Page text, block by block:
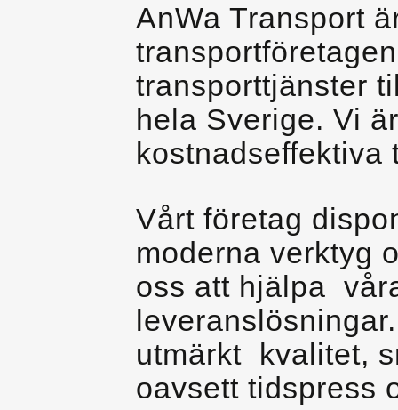
AnWa Transport
transporttjänster
hela Sverige. Vi
kostnadseffektiva
Vårt företag
moderna verktyg
oss att hjälpa
utmärkt kvalitet,
oavsett tidspress